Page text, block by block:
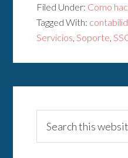
Filed Under: Como
Tagged With:
Servicios Soporte